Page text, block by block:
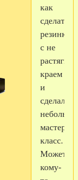
как
сделать
резинку
с не
краем
и
сделала
мастер
класс.
Может
кому-